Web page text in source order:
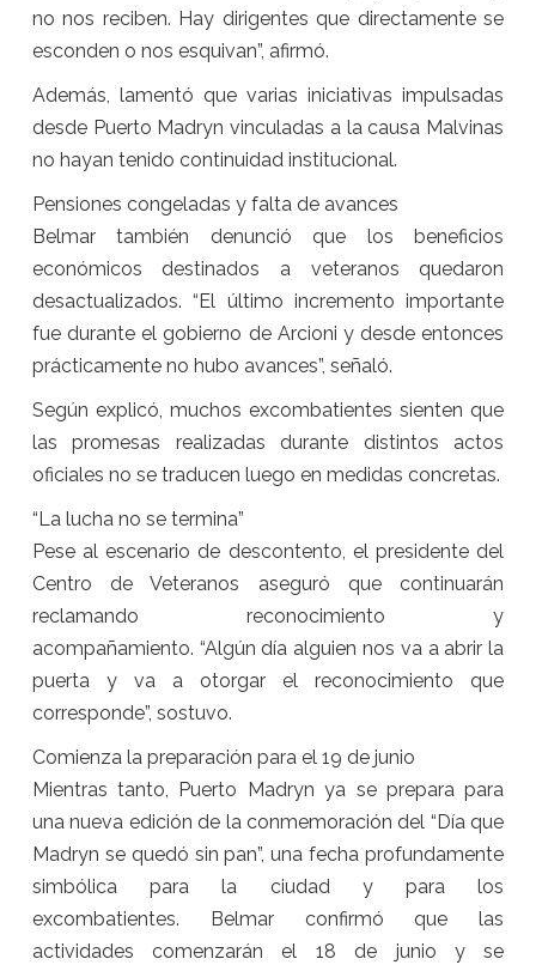
no nos reciben. Hay dirigentes que directamente se
esconden o nos esquivan”, afirmó.
Además, lamentó que varias iniciativas impulsadas
desde Puerto Madryn vinculadas a la causa Malvinas
no hayan tenido continuidad institucional.
Pensiones congeladas y falta de avances
Belmar también denunció que los beneficios
económicos destinados a veteranos quedaron
desactualizados. “El último incremento importante
fue durante el gobierno de Arcioni y desde entonces
prácticamente no hubo avances”, señaló.
Según explicó, muchos excombatientes sienten que
las promesas realizadas durante distintos actos
oficiales no se traducen luego en medidas concretas.
“La lucha no se termina”
Pese al escenario de descontento, el presidente del
Centro de Veteranos aseguró que continuarán
reclamando reconocimiento y
acompañamiento. “Algún día alguien nos va a abrir la
puerta y va a otorgar el reconocimiento que
corresponde”, sostuvo.
Comienza la preparación para el 19 de junio
Mientras tanto, Puerto Madryn ya se prepara para
una nueva edición de la conmemoración del “Día que
Madryn se quedó sin pan”, una fecha profundamente
simbólica para la ciudad y para los
excombatientes. Belmar confirmó que las
actividades comenzarán el 18 de junio y se